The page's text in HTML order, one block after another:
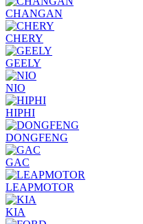
CHANGAN
CHERY
GEELY
NIO
HIPHI
DONGFENG
GAC
LEAPMOTOR
KIA